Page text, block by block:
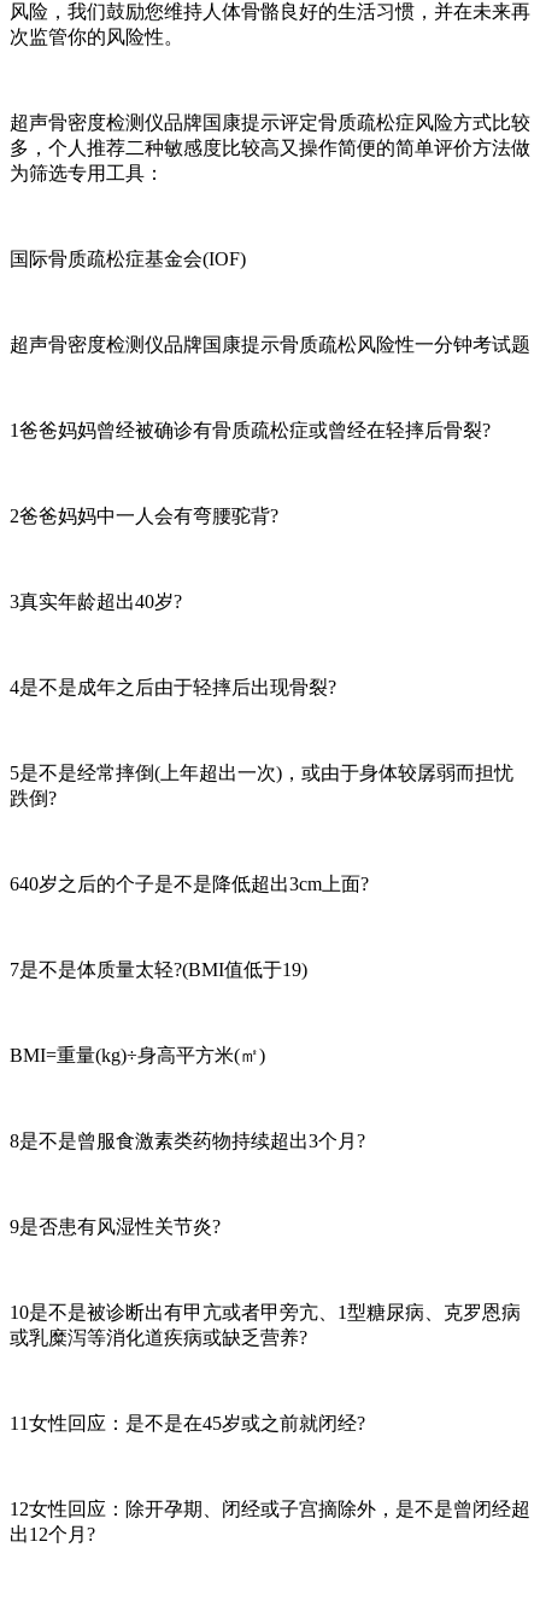
风险，我们鼓励您维持人体骨骼良好的生活习惯，并在未来再
次监管你的风险性。
超声骨密度检测仪品牌国康提示评定骨质疏松症风险方式比较
多，个人推荐二种敏感度比较高又操作简便的简单评价方法做
为筛选专用工具：
国际骨质疏松症基金会(IOF)
超声骨密度检测仪品牌国康提示骨质疏松风险性一分钟考试题
1爸爸妈妈曾经被确诊有骨质疏松症或曾经在轻摔后骨裂?
2爸爸妈妈中一人会有弯腰驼背?
3真实年龄超出40岁?
4是不是成年之后由于轻摔后出现骨裂?
5是不是经常摔倒(上年超出一次)，或由于身体较孱弱而担忧
跌倒?
640岁之后的个子是不是降低超出3cm上面?
7是不是体质量太轻?(BMI值低于19)
BMI=重量(kg)÷身高平方米(㎡)
8是不是曾服食激素类药物持续超出3个月?
9是否患有风湿性关节炎?
10是不是被诊断出有甲亢或者甲旁亢、1型糖尿病、克罗恩病
或乳糜泻等消化道疾病或缺乏营养?
11女性回应：是不是在45岁或之前就闭经?
12女性回应：除开孕期、闭经或子宫摘除外，是不是曾闭经超
出12个月?